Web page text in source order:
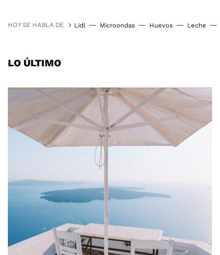
HOY SE HABLA DE Lidl Microondas Huevos Leche
LO ÚLTIMO